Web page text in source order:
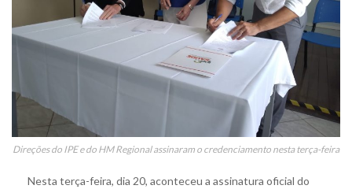
Direções do IPE e do HM Regional assinaram o credenciamento nesta terça-feira
Nesta terça-feira, dia 20, aconteceu a assinatura oficial do